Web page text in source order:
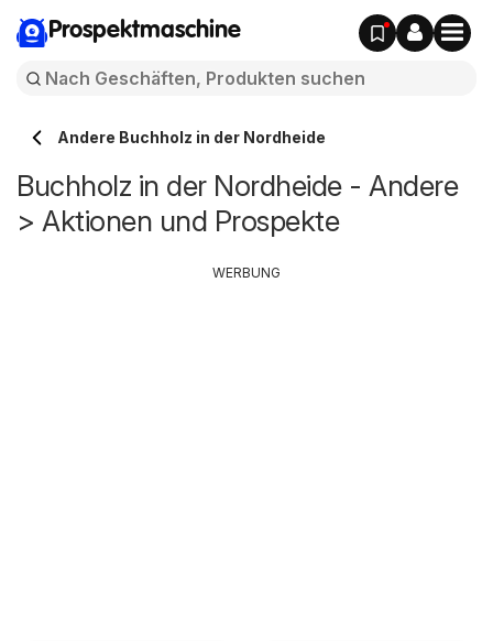
Prospektmaschine
Andere Buchholz in der Nordheide
Buchholz in der Nordheide - Andere
> Aktionen und Prospekte
WERBUNG